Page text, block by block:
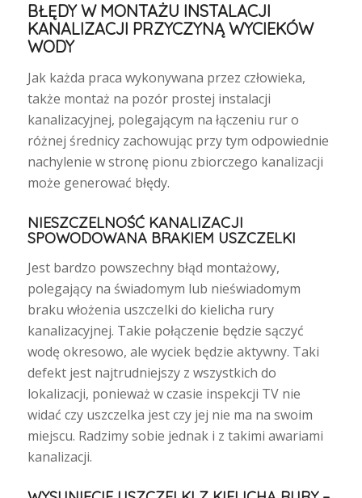
BŁĘDY W MONTAŻU INSTALACJI
KANALIZACJI PRZYCZYNĄ WYCIEKÓW
WODY
Jak każda praca wykonywana przez człowieka,
także montaż na pozór prostej instalacji
kanalizacyjnej, polegającym na łączeniu rur o
różnej średnicy zachowując przy tym odpowiednie
nachylenie w stronę pionu zbiorczego kanalizacji
może generować błędy.
NIESZCZELNOŚĆ KANALIZACJI
SPOWODOWANA BRAKIEM USZCZELKI
Jest bardzo powszechny błąd montażowy,
polegający na świadomym lub nieświadomym
braku włożenia uszczelki do kielicha rury
kanalizacyjnej. Takie połączenie będzie sączyć
wodę okresowo, ale wyciek będzie aktywny. Taki
defekt jest najtrudniejszy z wszystkich do
lokalizacji, ponieważ w czasie inspekcji TV nie
widać czy uszczelka jest czy jej nie ma na swoim
miejscu. Radzimy sobie jednak i z takimi awariami
kanalizacji.